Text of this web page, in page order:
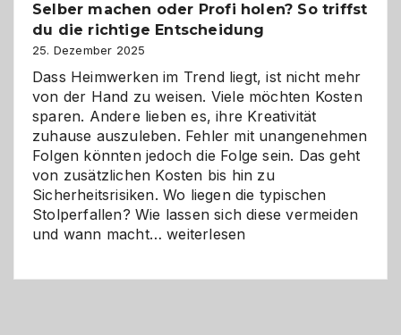
Herausforderungen
und
Zukunft
Selber machen oder Profi holen? So triffst
du die richtige Entscheidung
25. Dezember 2025
Dass Heimwerken im Trend liegt, ist nicht mehr
von der Hand zu weisen. Viele möchten Kosten
sparen. Andere lieben es, ihre Kreativität
zuhause auszuleben. Fehler mit unangenehmen
Folgen könnten jedoch die Folge sein. Das geht
von zusätzlichen Kosten bis hin zu
Sicherheitsrisiken. Wo liegen die typischen
Stolperfallen? Wie lassen sich diese vermeiden
und wann macht…Selber
weiterlesen